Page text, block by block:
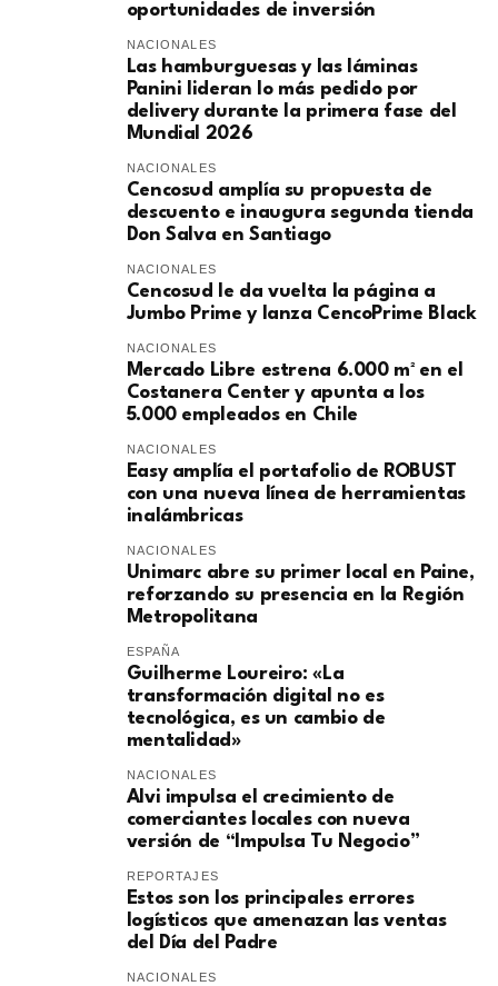
oportunidades de inversión
NACIONALES
Las hamburguesas y las láminas
Panini lideran lo más pedido por
delivery durante la primera fase del
Mundial 2026
NACIONALES
Cencosud amplía su propuesta de
descuento e inaugura segunda tienda
Don Salva en Santiago
NACIONALES
Cencosud le da vuelta la página a
Jumbo Prime y lanza CencoPrime Black
NACIONALES
Mercado Libre estrena 6.000 m² en el
Costanera Center y apunta a los
5.000 empleados en Chile
NACIONALES
Easy amplía el portafolio de ROBUST
con una nueva línea de herramientas
inalámbricas
NACIONALES
Unimarc abre su primer local en Paine,
reforzando su presencia en la Región
Metropolitana
ESPAÑA
Guilherme Loureiro: «La
transformación digital no es
tecnológica, es un cambio de
mentalidad»
NACIONALES
Alvi impulsa el crecimiento de
comerciantes locales con nueva
versión de “Impulsa Tu Negocio”
REPORTAJES
Estos son los principales errores
logísticos que amenazan las ventas
del Día del Padre
NACIONALES